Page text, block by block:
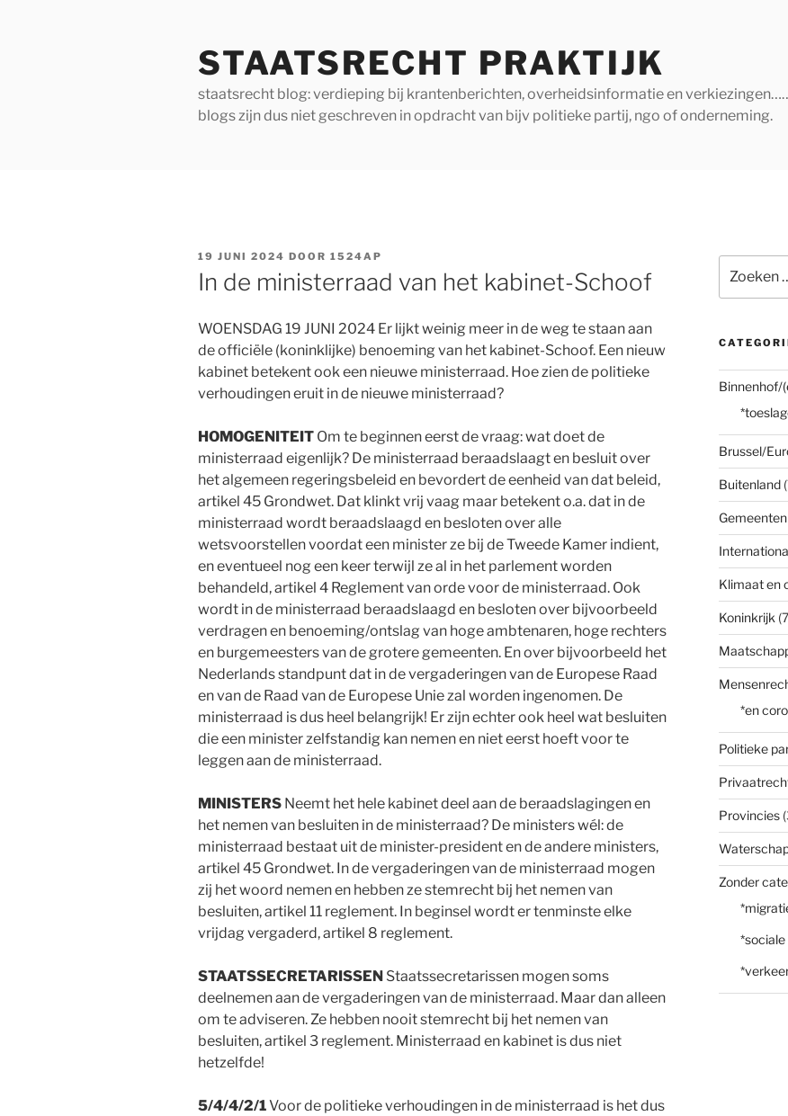
STAATSRECHT PRAKTIJK
staatsrecht blog: verdieping bij krantenberichten, overheidsinformatie en
blogs zijn dus niet geschreven in opdracht van bijv politieke partij, ngo of onderneming.
GEPLAATST
OP
19 JUNI 2024 DOOR 1524AP
In de ministerraad van het kabinet-Schoof
WOENSDAG 19 JUNI 2024 Er lijkt weinig meer in de weg te staan aan
de officiële (koninklijke) benoeming van het kabinet-Schoof. Een nieuw
kabinet betekent ook een nieuwe ministerraad. Hoe zien de politieke
verhoudingen eruit in de nieuwe ministerraad?
HOMOGENITEIT Om te beginnen eerst de vraag: wat doet de
ministerraad eigenlijk? De ministerraad beraadslaagt en besluit over
het algemeen regeringsbeleid en bevordert de eenheid van dat beleid,
artikel 45 Grondwet. Dat klinkt vrij vaag maar betekent o.a. dat in de
ministerraad wordt beraadslaagd en besloten over alle
wetsvoorstellen voordat een minister ze bij de Tweede Kamer indient,
en eventueel nog een keer terwijl ze al in het parlement worden
behandeld, artikel 4 Reglement van orde voor de ministerraad. Ook
wordt in de ministerraad beraadslaagd en besloten over bijvoorbeeld
verdragen en benoeming/ontslag van hoge ambtenaren, hoge rechters
en burgemeesters van de grotere gemeenten. En over bijvoorbeeld het
Nederlands standpunt dat in de vergaderingen van de Europese Raad
en van de Raad van de Europese Unie zal worden ingenomen. De
ministerraad is dus heel belangrijk! Er zijn echter ook heel wat besluiten
die een minister zelfstandig kan nemen en niet eerst hoeft voor te
leggen aan de ministerraad.
MINISTERS Neemt het hele kabinet deel aan de beraadslagingen en
het nemen van besluiten in de ministerraad? De ministers wél: de
ministerraad bestaat uit de minister-president en de andere ministers,
artikel 45 Grondwet. In de vergaderingen van de ministerraad mogen
zij het woord nemen en hebben ze stemrecht bij het nemen van
besluiten, artikel 11 reglement. In beginsel wordt er tenminste elke
vrijdag vergaderd, artikel 8 reglement.
STAATSSECRETARISSEN Staatssecretarissen mogen soms
deelnemen aan de vergaderingen van de ministerraad. Maar dan alleen
om te adviseren. Ze hebben nooit stemrecht bij het nemen van
besluiten, artikel 3 reglement. Ministerraad en kabinet is dus niet
hetzelfde!
5/4/4/2/1Voor de politieke verhoudingen in de ministerraad is het dus
naar:
Binnenhof/
Brussel/
Buitenland
Gemeenten
Klimaat en
Koninkrijk
*en
Politieke
Provincies
Zonder
*sociale